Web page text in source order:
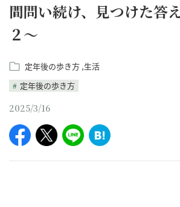
間問い続け、見つけた答
２～
定年後の歩き方 生活
定年後の歩き方
2025/3/16